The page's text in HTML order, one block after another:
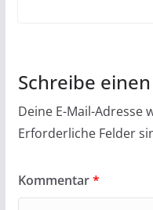
Schreibe
Deine E-Mail-
Erforderliche Felder
Kommentar*